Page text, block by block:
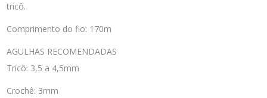
tricô.
Comprimento do fio: 170m
AGULHAS RECOMENDADAS
Tricô: 3,5 a 4,5mm
Crochê: 3mm